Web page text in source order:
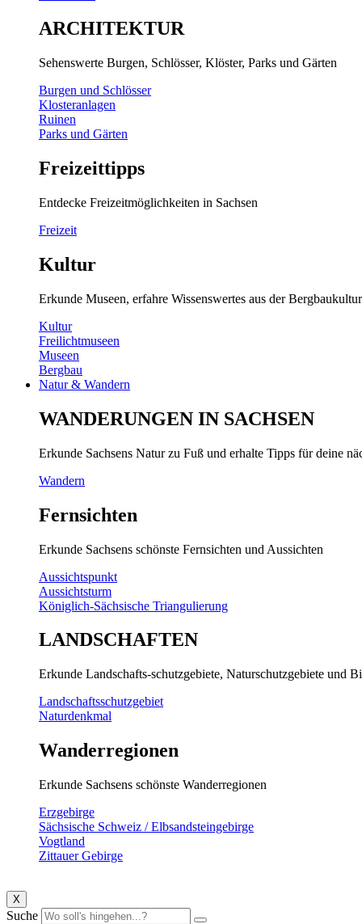
ARCHITEKTUR
Sehenswerte Burgen, Schlösser, Klöster, Parks und Gärten
Burgen und Schlösser
Klosteranlagen
Ruinen
Parks und Gärten
Freizeittipps
Entdecke Freizeitmöglichkeiten in Sachsen
Freizeit
Kultur
Erkunde Museen, erfahre Wissenswertes aus der
Kultur
Freilichtmuseen
Museen
Bergbau
Natur & Wandern
WANDERUNGEN IN SACHSEN
Erkunde Sachsens Natur zu Fuß und erhalte Tipps für deine
Wandern
Fernsichten
Erkunde Sachsens schönste Fernsichten und Aussichten
Aussichtspunkt
Aussichtsturm
Königlich-Sächsische Triangulierung
LANDSCHAFTEN
Erkunde Landschafts-schutzgebiete, Naturschutzgebiete und
Landschaftsschutzgebiet
Naturdenkmal
Wanderregionen
Erkunde Sachsens schönste Wanderregionen
Erzgebirge
Sächsische Schweiz / Elbsandsteingebirge
Vogtland
Zittauer Gebirge
X
Suche